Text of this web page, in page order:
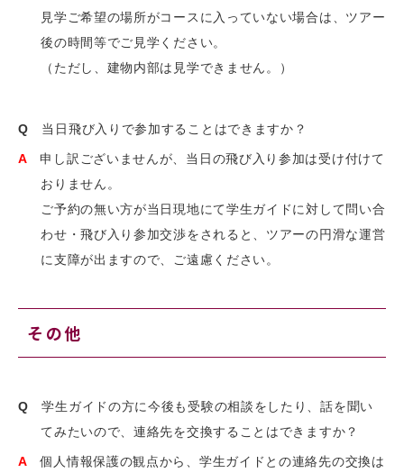
見学ご希望の場所がコースに入っていない場合は、ツアー
後の時間等でご見学ください。
（ただし、建物内部は見学できません。）
Q 当日飛び入りで参加することはできますか？
A申し訳ございませんが、当日の飛び入り参加は受け付けて
おりません。
ご予約の無い方が当日現地にて学生ガイドに対して問い合
わせ・飛び入り参加交渉をされると、ツアーの円滑な運営
に支障が出ますので、ご遠慮ください。
その他
Q学生ガイドの方に今後も受験の相談をしたり、話を聞い
てみたいので、連絡先を交換することはできますか？
A個人情報保護の観点から、学生ガイドとの連絡先の交換は